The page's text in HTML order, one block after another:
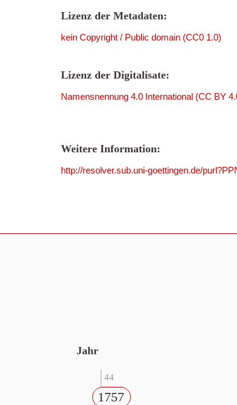
Lizenz der Metadaten:
kein Copyright / Public domain (CC0 1.0)
Lizenz der Digitalisate:
Namensnennung 4.0 International (CC BY
Weitere Information:
http://resolver.sub.uni-goettingen.de/
Jahr
44
1757